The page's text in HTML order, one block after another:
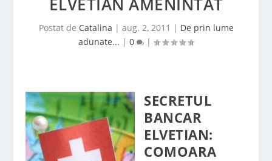
Postat de Catalina | aug. 2, 2011 | De prin lume
adunate... | 0 |
SECRETUL
BANCAR
ELVETIAN:
COMOARA